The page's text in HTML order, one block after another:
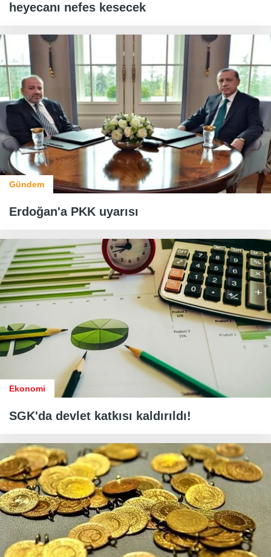
heyecanı nefes kesecek
Gündem
Erdoğan'a PKK uyarısı
Ekonomi
SGK'da devlet katkısı kaldırıldı!